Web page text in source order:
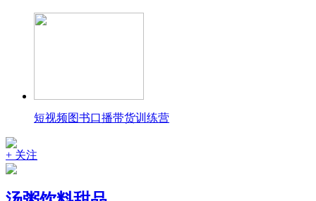
短视频图书口播带货训练营
+ 关注